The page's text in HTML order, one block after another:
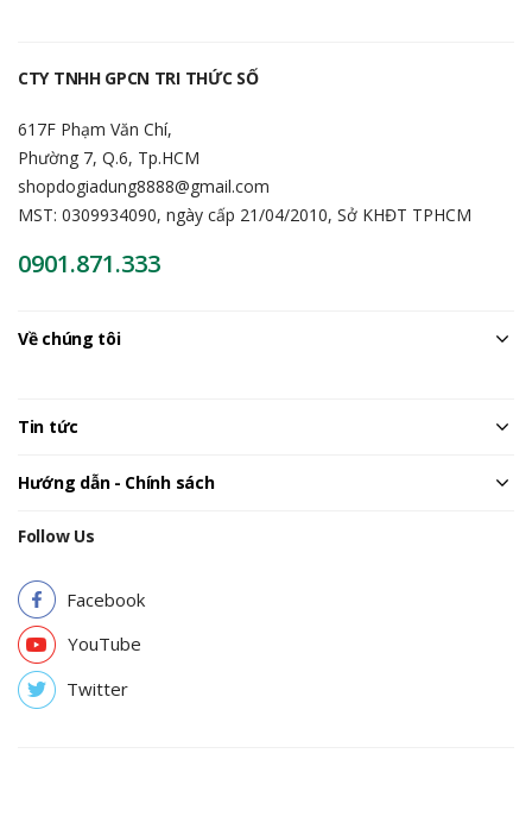
CTY TNHH GPCN TRI THỨC SỐ
617F Phạm Văn Chí,
Phường 7, Q.6, Tp.HCM
shopdogiadung8888@gmail.com
MST: 0309934090, ngày cấp 21/04/2010, Sở KHĐT TPHCM
0901.871.333
Về chúng tôi
Tin tức
Hướng dẫn - Chính sách
Follow Us
Facebook
YouTube
Twitter